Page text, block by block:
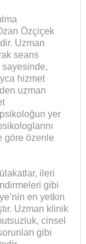
Özçiçek
Uzman
seans
hizmet
uzman
yer
göre özenle
ileri
gibi
en yetkin
Uzman klinik
cinsel
gibi